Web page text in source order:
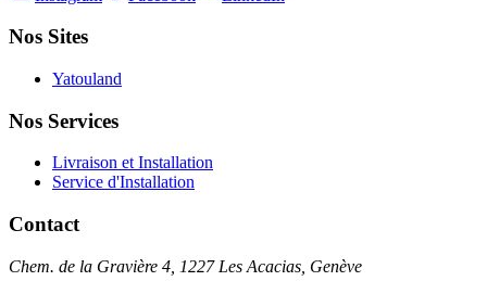
Nos Sites
Yatouland
Nos Services
Livraison et Installation
Service d'Installation
Contact
Chem. de la Gravière 4, 1227 Les Acacias, Genève